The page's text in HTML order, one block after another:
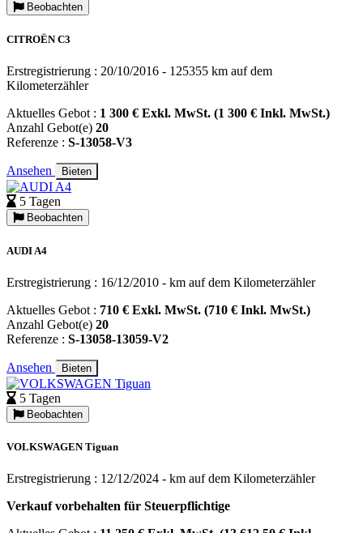
Beobachten
CITROËN C3
Erstregistrierung : 20/10/2016 - 125355 km auf dem
Kilometerzähler
Aktuelles Gebot : 1 300 € Exkl. MwSt. (1 300 € Inkl. MwSt.)
Anzahl Gebot(e) 20
Referenze : S-13058-V3
Ansehen Bieten
5 Tagen
Beobachten
AUDI A4
Erstregistrierung : 16/12/2010 - km auf dem Kilometerzähler
Aktuelles Gebot : 710 € Exkl. MwSt. (710 € Inkl. MwSt.)
Anzahl Gebot(e) 20
Referenze : S-13058-13059-V2
Ansehen Bieten
5 Tagen
Beobachten
VOLKSWAGEN Tiguan
Erstregistrierung : 12/12/2024 - km auf dem Kilometerzähler
Verkauf vorbehalten für Steuerpflichtige